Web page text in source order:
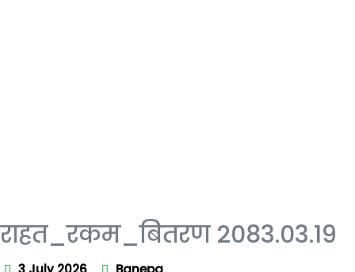
राहत_रकम_बितरण 2083.03.19